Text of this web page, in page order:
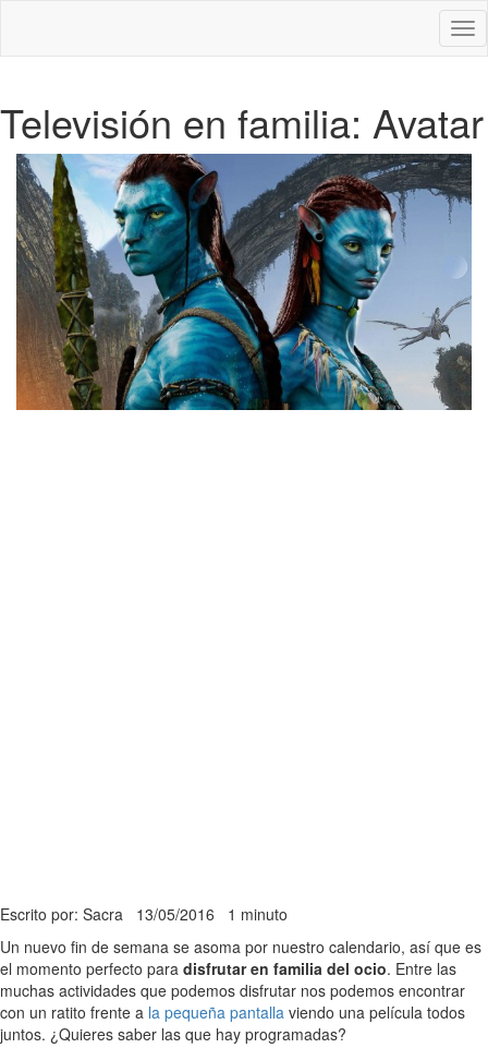
Televisión en familia: Avatar
Escrito por: Sacra 13/05/2016 1 minuto
Un nuevo fin de semana se asoma por nuestro calendario, así que es
el momento perfecto para disfrutar en familia del ocio. Entre las
muchas actividades que podemos disfrutar nos podemos encontrar
con un ratito frente a la pequeña pantalla viendo una película todos
juntos. ¿Quieres saber las que hay programadas?